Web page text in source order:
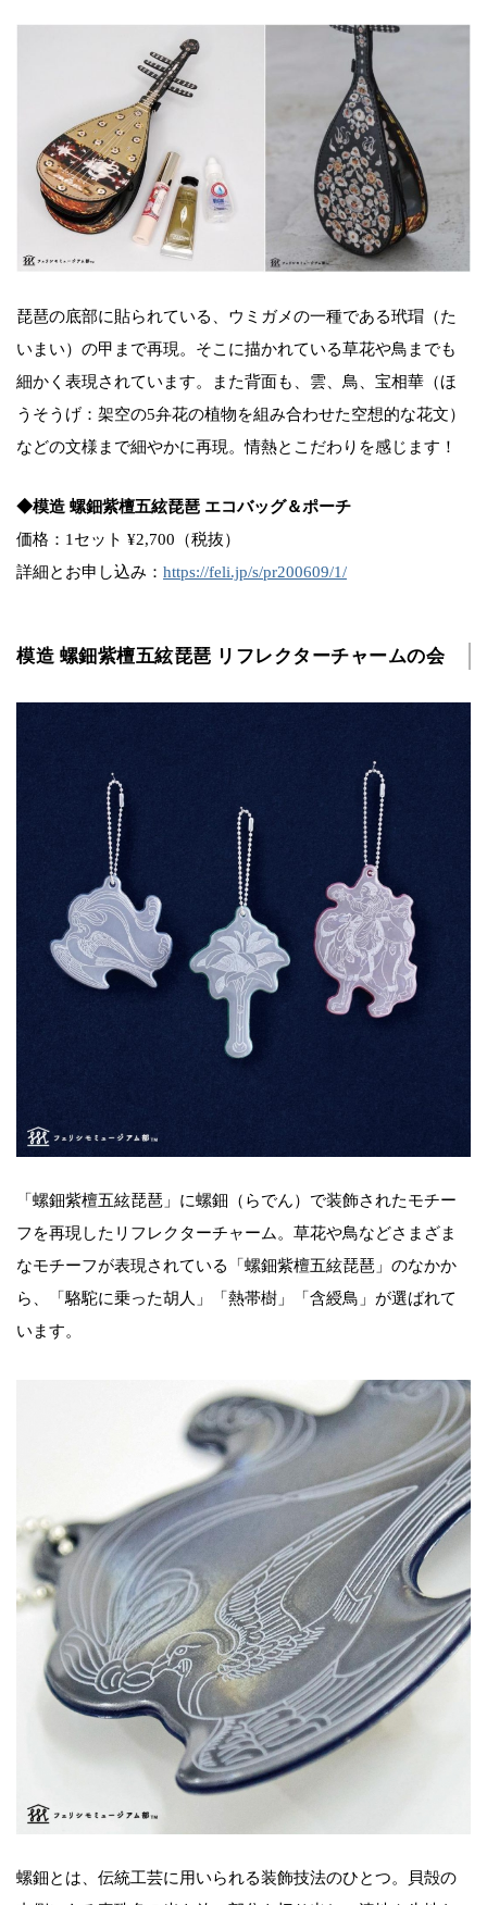
琵琶の底部に貼られている、ウミガメの一種である玳瑁（た
いまい）の甲まで再現。そこに描かれている草花や鳥までも
細かく表現されています。また背面も、雲、鳥、宝相華（ほ
うそうげ：架空の5弁花の植物を組み合わせた空想的な花文）
などの文様まで細やかに再現。情熱とこだわりを感じます！
◆模造 螺鈿紫檀五絃琵琶 エコバッグ＆ポーチ
価格：1セット ¥2,700（税抜）
詳細とお申し込み： https://feli.jp/s/pr200609/1/
模造 螺鈿紫檀五絃琵琶 リフレクターチャームの会
「螺鈿紫檀五絃琵琶」に螺鈿（らでん）で装飾されたモチー
フを再現したリフレクターチャーム。草花や鳥などさまざま
なモチーフが表現されている「螺鈿紫檀五絃琵琶」のなかか
ら、「駱駝に乗った胡人」「熱帯樹」「含綬鳥」が選ばれて
います。
螺鈿とは、伝統工芸に用いられる装飾技法のひとつ。貝殻の